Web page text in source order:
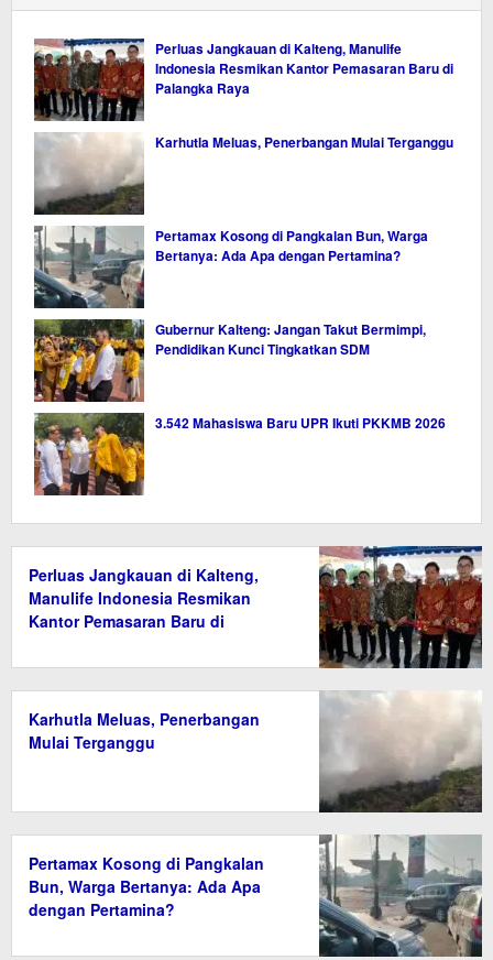
Perluas Jangkauan di Kalteng, Manulife
Indonesia Resmikan Kantor Pemasaran Baru di
Palangka Raya
Karhutla Meluas, Penerbangan Mulai Terganggu
Pertamax Kosong di Pangkalan Bun, Warga
Bertanya: Ada Apa dengan Pertamina?
Gubernur Kalteng: Jangan Takut Bermimpi,
Pendidikan Kunci Tingkatkan SDM
3.542 Mahasiswa Baru UPR Ikuti PKKMB 2026
Perluas Jangkauan di Kalteng,
Manulife Indonesia Resmikan
Kantor Pemasaran Baru di
Karhutla Meluas, Penerbangan
Mulai Terganggu
Pertamax Kosong di Pangkalan
Bun, Warga Bertanya: Ada Apa
dengan Pertamina?